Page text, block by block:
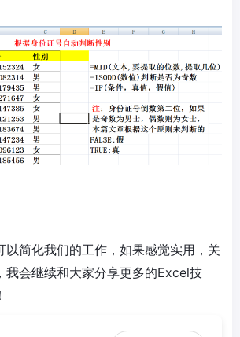
以简化我们的工作，如果感觉实用，关
我会继续和大家分享更多的Excel技